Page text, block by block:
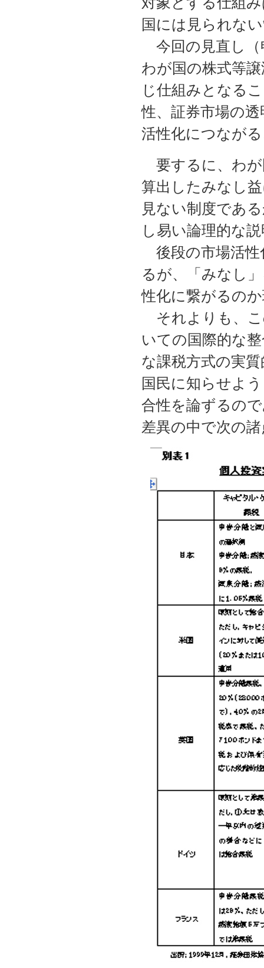
国には見られな
今回の見直し（
わが国の株式等
じ仕組みとなる
性、証券市場の
活性化につなが
要するに、わが
算出したみなし
見ない制度であ
し易い論理的な
後段の市場活性
るが、「みなし
性化に繋がるの
それよりも、こ
いての国際的な
な課税方式の実
国民に知らせよ
合性を論ずるの
差異の中で次の